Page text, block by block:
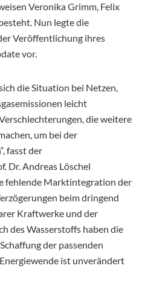
Veronika Grimm, Felix
Nun legte die
Veröffentlichung ihres
vor.
die Situation bei Netzen,
leicht
die weitere
um bei der
fasst der
Dr. Andreas Löschel
fehlende Marktintegration der
beim dringend
Kraftwerke und der
des Wasserstoffs haben die
der passenden
ist unverändert